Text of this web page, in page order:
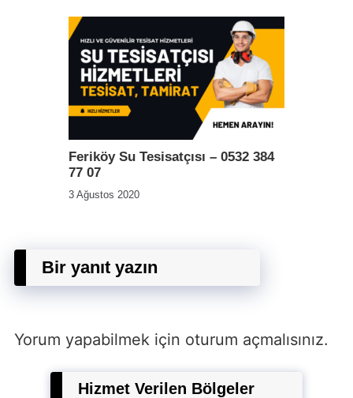
Feriköy Su Tesisatçısı – 0532 384
77 07
3 Ağustos 2020
Bir yanıt yazın
Yorum yapabilmek için oturum açmalısınız.
Hizmet Verilen Bölgeler